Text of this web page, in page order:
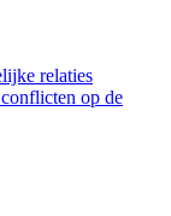
relaties
op de